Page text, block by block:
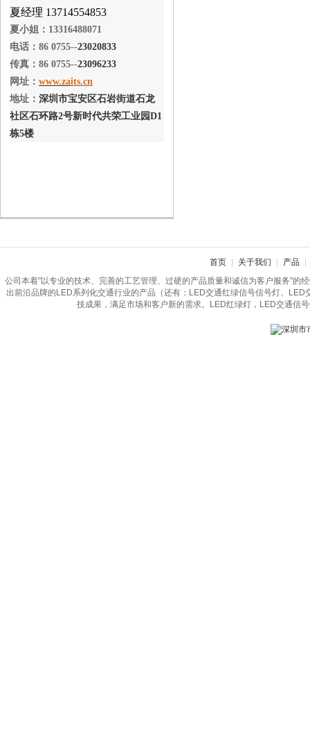
夏经理 13714554853
夏小姐：13316488071
电话：86 0755--23020833
传真：86 0755--23096233
网址： www.zaits.cn
地址： 深圳市宝安区石岩街道石龙
社区石环路2号新时代共荣工业园D1
栋5楼
首页 关于我们 产品
公司本着"以专业的技术、完善的工艺管理、过硬的产品质量和诚信为客户服务"的
出前沿品牌的LED系列化交通行业的产品（还有：LED交通红绿信号信号灯、
技成果，满足市场和客户新的需求。LED红绿灯，LED交通信